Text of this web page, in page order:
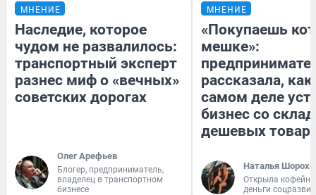
МНЕНИЕ
Наследие, которое
чудом не развалилось:
транспортный эксперт
разнес миф о «вечных»
советских дорогах
Олег Арефьев
Блогер, предприниматель,
владелец в транспортном
бизнесе
МНЕНИЕ
«Покупаешь
мешке»:
рассказала, как
самом деле
бизнес со
дешевых
Наталья
Открыла
деньги